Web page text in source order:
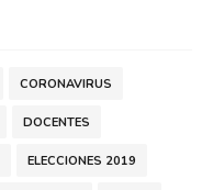
CORONAVIRUS
DOCENTES
ELECCIONES 2019